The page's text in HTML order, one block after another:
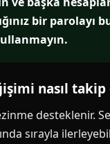
bir parolayı
nasıl
desteklenir.
sırayla